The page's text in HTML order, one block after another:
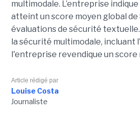
multimodale. L’entreprise
atteint un score moyen global de
évaluations de sécurité
la sécurité multimodale, incluant
l'entreprise revendique un score
Article rédigé par
Louise Costa
Journaliste